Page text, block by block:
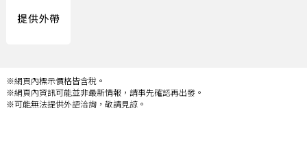
※網頁內標示價格皆含稅。
※網頁內資訊可能並非最新情報，請事先確認再出發。
※可能無法提供外語洽詢，敬請見諒。